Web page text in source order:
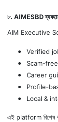
৮. AIMESBD ব্যবহার
AIM Executive
Verified
Scam-
Career
Profile-
Local &
এই platform